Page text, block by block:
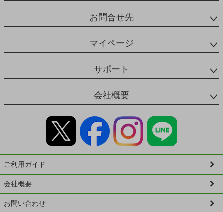
お問合せ先
マイページ
サポート
会社概要
ご利用ガイド
会社概要
お問い合わせ